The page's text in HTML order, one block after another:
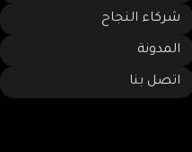
شركاء النجاح
المدونة
اتصل بنا